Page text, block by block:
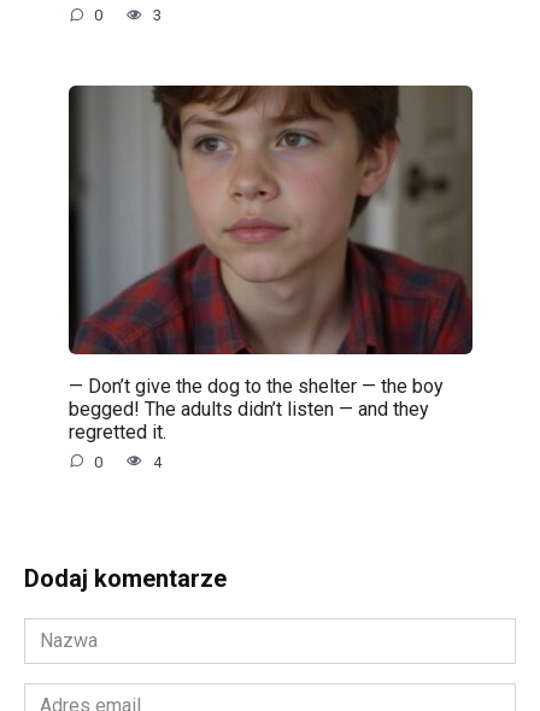
0 3
— Don’t give the dog to the shelter — the boy
begged! The adults didn’t listen — and they
regretted it.
0 4
Dodaj komentarze
Nazwa
*
Adres